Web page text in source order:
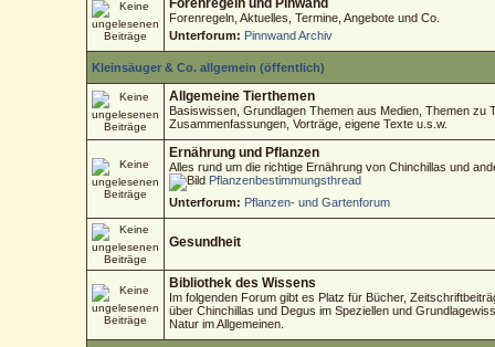
Forenregeln, Aktuelles, Termine, Angebote und Co.
Unterforum: Pinnwand Archiv
Kleinsäuger & Co. allgemein (öffentlich)
Allgemeine Tierthemen
Basiswissen, Grundlagen Themen aus Medien, Themen zu
Zusammenfassungen, Vorträge, eigene Texte u.s.w.
Ernährung und Pflanzen
Alles rund um die richtige Ernährung von Chinchillas und
Pflanzenbestimmungsthread
Unterforum: Pflanzen- und Gartenforum
Gesundheit
Bibliothek des Wissens
Im folgenden Forum gibt es Platz für Bücher,
über Chinchillas und Degus im Speziellen und
Natur im Allgemeinen.